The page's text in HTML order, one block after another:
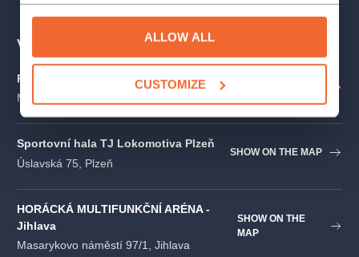
ALLOW ALL
CUSTOMIZE
Venues
ROCKNET ARÉNA - Chomutov
Mostecká 5773, Chomutov
Sportovní hala TJ Lokomotiva Plzeň
Úslavská 75, Plzeň
SHOW ON THE MAP
HORÁCKÁ MULTIFUNKČNÍ ARÉNA -
Jihlava
Masarykovo náměstí 97/1, Jihlava
SHOW ON THE
MAP